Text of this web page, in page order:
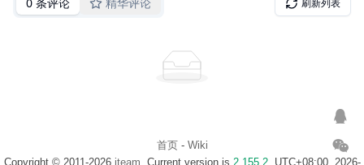
首页- Wiki
Copyright © 2011-2026 iteam . Current version is 2.155.2. UTC+08:00, 2026-